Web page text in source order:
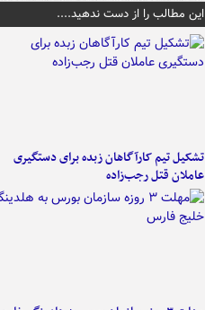
این مطالب را از دست ندهید....
تشکیل تیم کارآگاهان زبده برای دستگیری
عاملان قتل رجب‌زاده